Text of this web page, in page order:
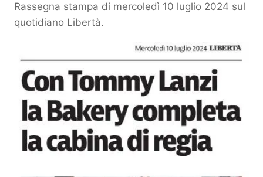
Rassegna stampa di mercoledì 10 luglio 2024 sul
quotidiano Libertà.